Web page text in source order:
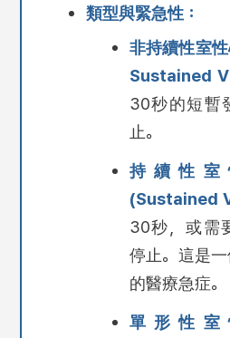
類型與緊急性：
非持續性室
Sustained
30秒的短暫
止。
持續性室
(Sustained
30秒，或需
停止。這是
的醫療急症。
單形性室